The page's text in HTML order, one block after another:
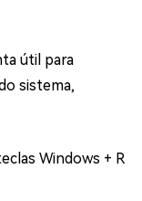
útil para
sistema,
Windows + R